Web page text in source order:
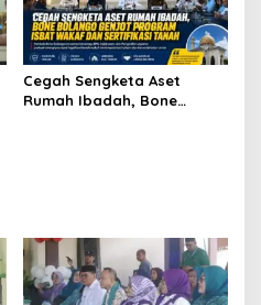
Cegah Sengketa Aset
Rumah Ibadah, Bone